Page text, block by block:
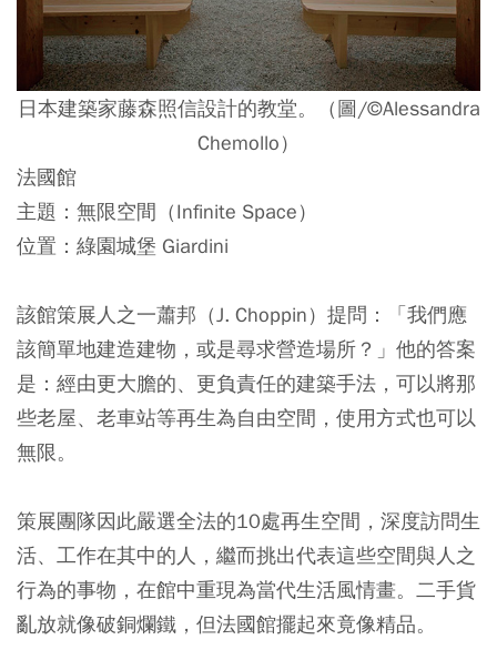
日本建築家藤森照信設計的教堂。（圖/©Alessandra
Chemollo）
法國館
主題：無限空間（Infinite Space）
位置：綠園城堡 Giardini
該館策展人之一蕭邦（J. Choppin）提問：「我們應
該簡單地建造建物，或是尋求營造場所？」他的答案
是：經由更大膽的、更負責任的建築手法，可以將那
些老屋、老車站等再生為自由空間，使用方式也可以
無限。
策展團隊因此嚴選全法的10處再生空間，深度訪問生
活、工作在其中的人，繼而挑出代表這些空間與人之
行為的事物，在館中重現為當代生活風情畫。二手貨
亂放就像破銅爛鐵，但法國館擺起來竟像精品。